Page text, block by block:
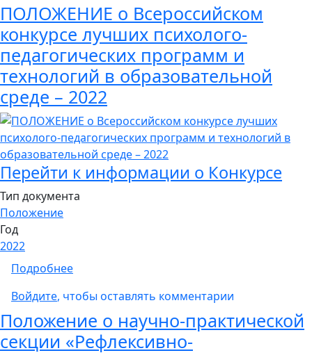
ПОЛОЖЕНИЕ о Всероссийском
конкурсе лучших психолого-
педагогических программ и
технологий в образовательной
среде – 2022
Перейти к информации о Конкурсе
Тип документа
Положение
Год
2022
Подробнеео ПОЛОЖЕНИЕ о Всероссийском конкурсе
Войдите, чтобы оставлять комментарии
Положение о научно-практической
секции «Рефлексивно-